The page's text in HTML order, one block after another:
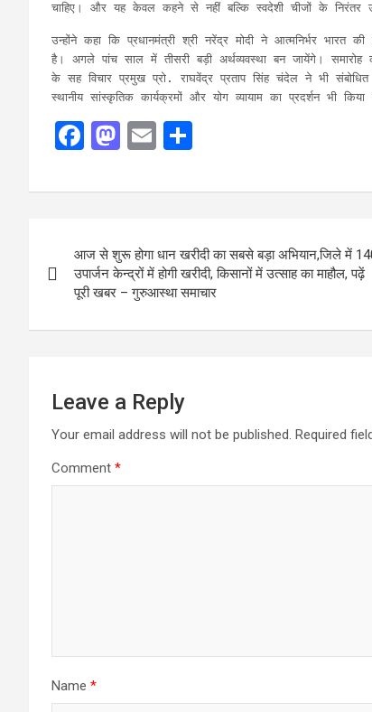
चाहिए। और यह केवल कहने से नहीं बल्कि स्वदेशी चीजों के निरंतर
उन्होंने कहा कि प्रधानमंत्री श्री नरेंद्र मोदी ने आत्मनिर्भर
है। अगले पांच साल में तीसरी बड़ी अर्थव्यवस्था बन जायेंगे।
के सह विचार प्रमुख प्रो. राघवेंद्र प्रताप सिंह चंदेल ने भी
स्थानीय सांस्कृतिक कार्यक्रमों और योग व्यायाम का प्रदर्शन भी किया
F
ce
o
o
k
M
st
d
o
n
E
ail ar
navigation
आज से शुरू होगा धान खरीदी का सबसे बड़ा अभियान,जिले में
उपार्जन केन्द्रों में होगी खरीदी, किसानों में उत्साह का माहौल, पढ़ें
पूरी खबर – गुरुआस्था समाचार
Leave a Reply
Your email address will not be published. Required
Comment *
Name *